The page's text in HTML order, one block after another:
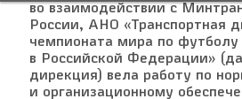
во взаимодействии с
России, АНО «Транспортная
чемпионата мира по футболу
в Российской Федерации»
дирекция) вела работу по
и организационному